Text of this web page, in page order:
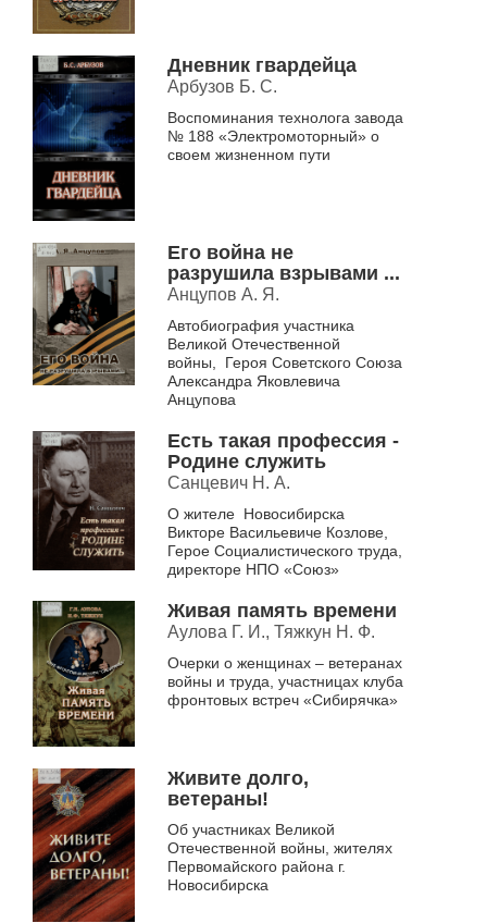
Дневник гвардейца
Арбузов Б. С.
Воспоминания технолога завода
№ 188 «Электромоторный» о
своем жизненном пути
Его война не
разрушила взрывами ...
Анцупов А. Я.
Автобиография участника
Великой Отечественной
войны, Героя Советского Союза
Александра Яковлевича
Анцупова
Есть такая профессия -
Родине служить
Санцевич Н. А.
О жителе Новосибирска
Викторе Васильевиче Козлове,
Герое Социалистического труда,
директоре НПО «Союз»
Живая память времени
Аулова Г. И., Тяжкун Н. Ф.
Очерки о женщинах – ветеранах
войны и труда, участницах клуба
фронтовых встреч «Сибирячка»
Живите долго,
ветераны!
Об участниках Великой
Отечественной войны, жителях
Первомайского района г.
Новосибирска